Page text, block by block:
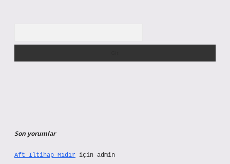
Son yorumlar
Aft Iltihap Mıdır için admin